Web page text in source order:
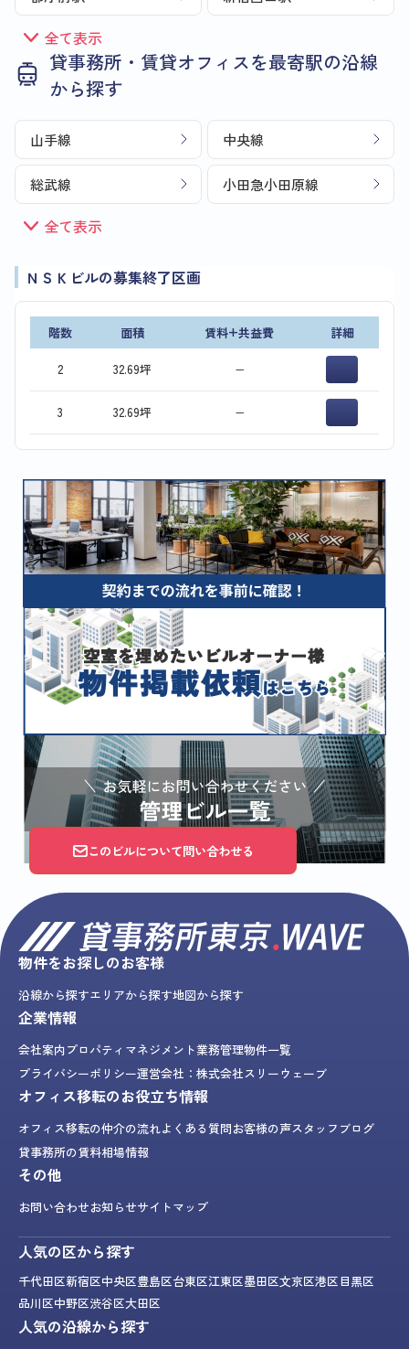
全て表示
貸事務所・賃貸オフィスを最寄駅の沿線
から探す
山手線 中央線
総武線 小田急小田原線
全て表示
ＮＳＫビルの募集終了区画
階数 面積 賃料+共益費 詳細
2 32.69坪 −
3 32.69坪 −
このビルについて問い合わせる
物件をお探しのお客様
沿線から探すエリアから探す地図から探す
企業情報
会社案内プロパティマネジメント業務管理物件一覧
プライバシーポリシー運営会社：株式会社スリーウェーブ
オフィス移転のお役立ち情報
オフィス移転の仲介の流れよくある質問お客様の声スタッフブログ
貸事務所の賃料相場情報
その他
お問い合わせお知らせサイトマップ
人気の区から探す
千代田区新宿区中央区豊島区台東区江東区墨田区文京区港区目黒区
品川区中野区渋谷区大田区
人気の沿線から探す